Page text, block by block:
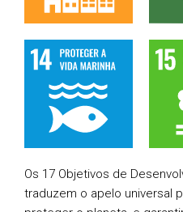
Os 17 Objetivos de
traduzem o apelo universal